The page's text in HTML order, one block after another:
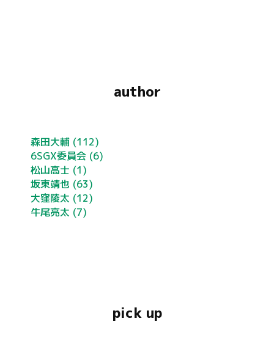
author
森田大輔 (112)
6SGX委員会 (6)
松山高士 (1)
坂東靖也 (63)
大窪陵太 (12)
牛尾亮太 (7)
pick up